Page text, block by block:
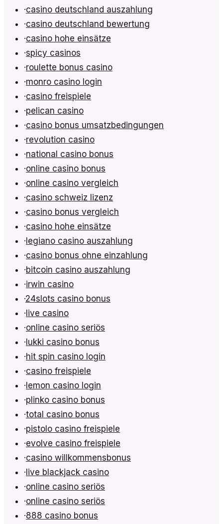
·casino deutschland auszahlung
·casino deutschland bewertung
·casino hohe einsätze
·spicy casinos
·roulette bonus casino
·monro casino login
·casino freispiele
·pelican casino
·casino bonus umsatzbedingungen
·revolution casino
·national casino bonus
·online casino bonus
·online casino vergleich
·casino schweiz lizenz
·casino bonus vergleich
·casino hohe einsätze
·legiano casino auszahlung
·casino bonus ohne einzahlung
·bitcoin casino auszahlung
·irwin casino
·24slots casino bonus
·live casino
·online casino seriös
·lukki casino bonus
·hit spin casino login
·casino freispiele
·lemon casino login
·plinko casino bonus
·total casino bonus
·pistolo casino freispiele
·evolve casino freispiele
·casino willkommensbonus
·live blackjack casino
·online casino seriös
·online casino seriös
·888 casino bonus